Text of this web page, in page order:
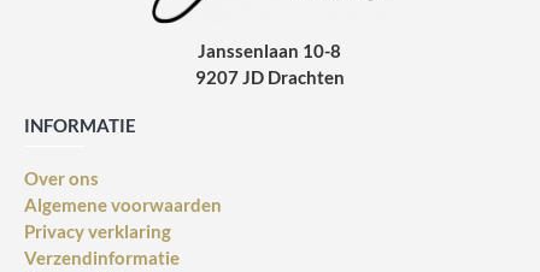
Janssenlaan 10-8
9207 JD Drachten
INFORMATIE
Over ons
Algemene voorwaarden
Privacy verklaring
Verzendinformatie